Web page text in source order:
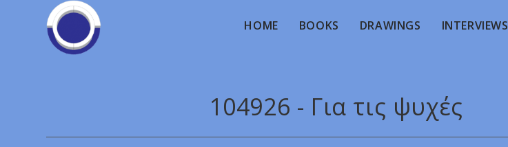
HOME BOOKS DRAWINGS INTERVIEWS
104926 - Για τις ψυχές